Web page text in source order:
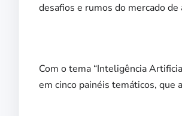
desafios e rumos do mercado
Com o tema “Inteligência
em cinco painéis temáticos, que